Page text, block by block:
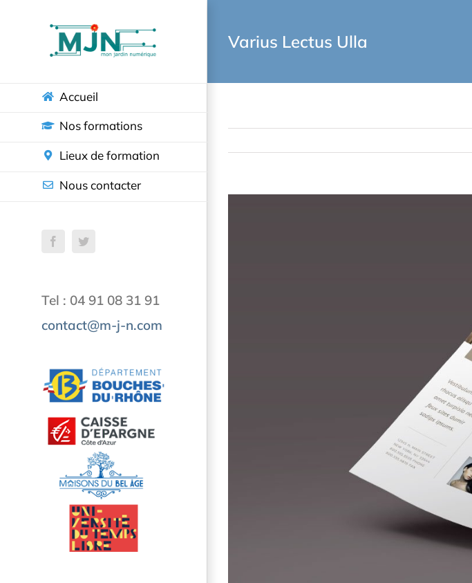
Accueil
Nos formations
Lieux de formation
Nous contacter
Facebook
Tel : 04 91 08 31 91
contact@m-j-n.com
Varius Lectus Ulla